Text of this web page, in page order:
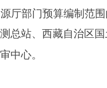
厅部门预算编制范
总站、西藏自治区
中心。